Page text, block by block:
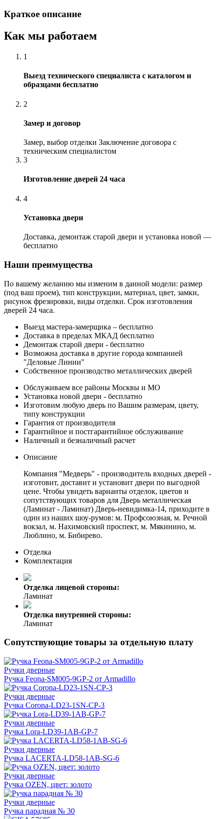
Краткое описание
Как мы работаем
1
Выезд технического специалиста с каталогом и
образцами бесплатно
2
Замер и договор
Замер, выбор отделки Заключение договора с
техническим специалистом
3
Изготовление дверей 24 часа
4
Установка двери
Доставка, демонтаж старой двери и установка новой —
бесплатно
Наши преимущества
По вашему желанию мы изменим в данной модели: размер
(под ваш проем), тип конструкции, материал, цвет, замки,
рисунок фрезировки, виды отделки. Срок изготовления
дверей 24 часа.
Выезд мастера-замерщика – бесплатно
Доставка в пределах МКАД бесплатно
Демонтаж старой двери - бесплатно
Возможна доставка в другие города компанией
"Деловые Линии"
Собственное производство металлических дверей
Обслуживаем все районы Москвы и МО
Установка новой двери - бесплатно
Изготовим любую дверь по Вашим размерам, цвету,
типу конструкции
Гарантия от производителя
Гарантийное и постгарантийное обслуживание
Наличный и безналичный расчет
Описание
Компания "Медверь" - производитель входных дверей -
изготовит, доставит и установит двери по выгодной
цене. Чтобы увидеть варианты отделок, цветов и
сопутствующих товаров для Дверь металлическая
(Ламинат - Ламинат) Дверь-невидимка-14, приходите в
один из наших шоу-румов: м. Профсоюзная, м. Речной
вокзал, м. Нахимовский проспект, м. Мякинино, м.
Люблино, м. Бибирево.
Отделка
Комплектация
Отделка лицевой стороны:
Ламинат
Отделка внутренней стороны:
Ламинат
Сопутствующие товары за отдельную плату
Ручки дверные
Ручка Feona-SM005-9GP-2 от Armadillo
Ручки дверные
Ручка Corona-LD23-1SN-CP-3
Ручки дверные
Ручка Lora-LD39-1AB-GP-7
Ручки дверные
Ручка LACERTA-LD58-1AB-SG-6
Ручки дверные
Ручка OZEN, цвет: золото
Ручки дверные
Ручка парадная № 30